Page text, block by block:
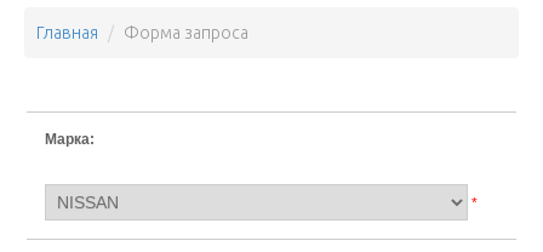
Главная Форма запроса
Марка:
*